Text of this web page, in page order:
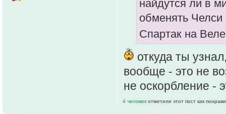
найдутся ли в
обменять
Спартак на
откуда ты
вообще - это не
не оскорбление -
4 человек отметили этот пост как